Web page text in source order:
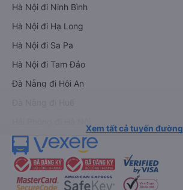
Hà Nội đi Ninh Bình
Hà Nội đi Hạ Long
Hà Nội đi Sa Pa
Hà Nội đi Tam Đảo
Đà Nẵng đi Hội An
Xem tất cả tuyến đường